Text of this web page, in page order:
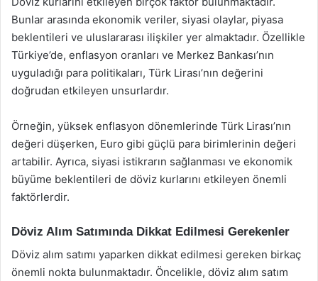
Bunlar arasında ekonomik veriler, siyasi olaylar, piyasa
beklentileri ve uluslararası ilişkiler yer almaktadır. Özellikle
Türkiye’de, enflasyon oranları ve Merkez Bankası’nın
uyguladığı para politikaları, Türk Lirası’nın değerini
doğrudan etkileyen unsurlardır.
Örneğin, yüksek enflasyon dönemlerinde Türk Lirası’nın
değeri düşerken, Euro gibi güçlü para birimlerinin değeri
artabilir. Ayrıca, siyasi istikrarın sağlanması ve ekonomik
büyüme beklentileri de döviz kurlarını etkileyen önemli
faktörlerdir.
Döviz Alım Satımında Dikkat Edilmesi Gerekenler
Döviz alım satımı yaparken dikkat edilmesi gereken birkaç
önemli nokta bulunmaktadır. Öncelikle, döviz alım satım